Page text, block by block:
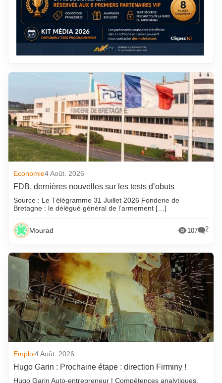
Economie4 Août. 2026
FDB, dernières nouvelles sur les tests d’obuts
Source : Le Télégramme 31 Juillet 2026 Fonderie de
Bretagne : le délégué général de l’armement […]
Mourad 107 2
Emploi4 Août. 2026
Hugo Garin : Prochaine étape : direction Firminy !
Hugo Garin Auto-entrepreneur | Compétences analytiques,